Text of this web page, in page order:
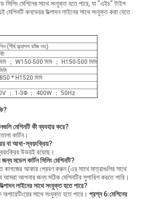
সিলিং মেশিনের সাথে সংযুক্ত হতে পারে, যা "এইচ" টাইপ
মেশিনটি কনভেয়র উত্পাদন লাইনের সাথে সংযুক্ত করা যেতে
(শীর্ষ ফ্ল্যাপস ভাঁজ সহ)
； W150-500 মিমি ； H150-500 মিমি
* H1520 মিমি
； 1-3Φ ； 400W ； 50Hz
?
মেশিনটি কী ব্যবহার করে?
কার্টন।
বা আধা-স্বয়ংক্রিয়?
উভয়ই রয়েছে।
মডেল কার্টন সিলিং মেশিনটি?
আকার প্রেরণ করুন (এর সাথে মাত্রাগুলির সাথে
আমরা আপনার জন্য সঠিক মেশিনটির সুপারিশ করতে পারি।
উত্পাদন লাইনের সাথে সংযুক্ত হতে পারে?
সাথে সংযুক্ত হতে পারে। প্রশ্ন 6:মেশিনের